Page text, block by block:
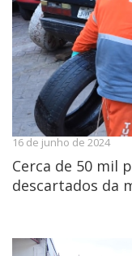
16 de junho de 2024
Cerca de 50 mil
descartados da